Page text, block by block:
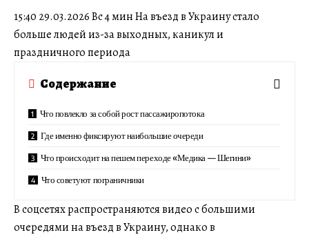
15:40 29.03.2026 Вс 4 мин На въезд в Украину стало
больше людей из-за выходных, каникул и
праздничного периода
Содержание
Что повлекло за собой рост пассажиропотока
Где именно фиксируют наибольшие очереди
Что происходит на пешем переходе «Медика — Шегини»
Что советуют пограничники
В соцсетях распространяются видео с большими
очередями на въезд в Украину, однако в